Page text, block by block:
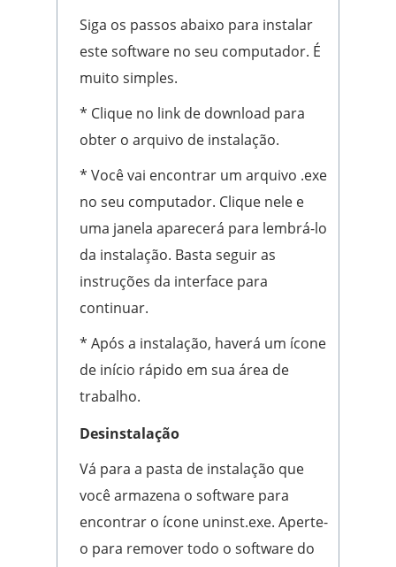
Siga os passos abaixo para instalar
este software no seu computador. É
muito simples.
* Clique no link de download para
obter o arquivo de instalação.
* Você vai encontrar um arquivo .exe
no seu computador. Clique nele e
uma janela aparecerá para lembrá-lo
da instalação. Basta seguir as
instruções da interface para
continuar.
* Após a instalação, haverá um ícone
de início rápido em sua área de
trabalho.
Desinstalação
Vá para a pasta de instalação que
você armazena o software para
encontrar o ícone uninst.exe. Aperte-
o para remover todo o software do